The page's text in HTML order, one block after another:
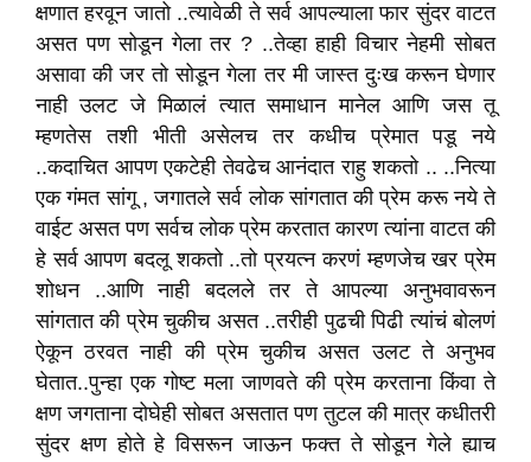
क्षणात हरवून जातो ..त्यावेळी ते सर्व आपल्याला फार सुंदर वाटत
असत पण सोडून गेला तर ? ..तेव्हा हाही विचार नेहमी सोबत
असावा की जर तो सोडून गेला तर मी जास्त दुःख करून घेणार
नाही उलट जे मिळालं त्यात समाधान मानेल आणि जस तू
म्हणतेस तशी भीती असेलच तर कधीच प्रेमात पडू नये
..कदाचित आपण एकटेही तेवढेच आनंदात राहु शकतो .. ..नित्या
एक गंमत सांगू , जगातले सर्व लोक सांगतात की प्रेम करू नये ते
वाईट असत पण सर्वच लोक प्रेम करतात कारण त्यांना वाटत की
हे सर्व आपण बदलू शकतो ..तो प्रयत्न करणं म्हणजेच खर प्रेम
शोधन ..आणि नाही बदलले तर ते आपल्या अनुभवावरून
सांगतात की प्रेम चुकीच असत ..तरीही पुढची पिढी त्यांचं बोलणं
ऐकून ठरवत नाही की प्रेम चुकीच असत उलट ते अनुभव
घेतात..पुन्हा एक गोष्ट मला जाणवते की प्रेम करताना किंवा ते
क्षण जगताना दोघेही सोबत असतात पण तुटल की मात्र कधीतरी
सुंदर क्षण होते हे विसरून जाऊन फक्त ते सोडून गेले ह्याच